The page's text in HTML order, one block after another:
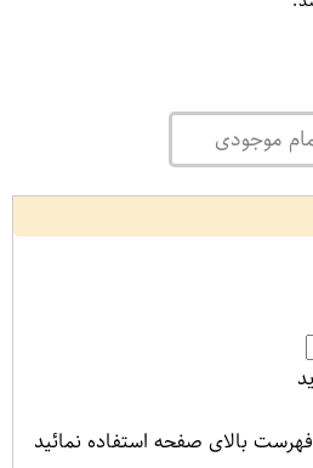
موجودی
بالای صفحه استفاده نمائید